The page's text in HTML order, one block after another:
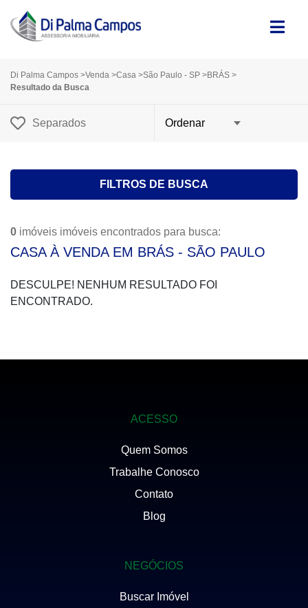
Di Palma Campos >Venda >Casa >São Paulo - SP >BRÁS >
Resultado da Busca
Separados
FILTROS DE BUSCA
0 imóveis imóveis encontrados para busca:
CASA À VENDA EM BRÁS - SÃO PAULO
DESCULPE! NENHUM RESULTADO FOI
ENCONTRADO.
ACESSO
Quem Somos
Trabalhe Conosco
Contato
Blog
NEGÓCIOS
Buscar Imóvel